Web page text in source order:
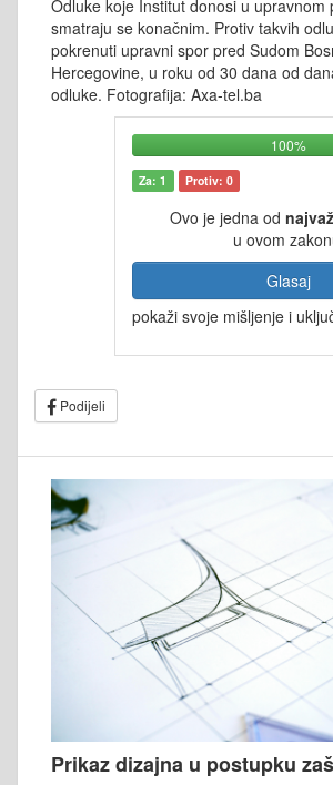
Odluke koje Institut donosi u upravnom
smatraju se konačnim. Protiv takvih
pokrenuti upravni spor pred Sudom
Hercegovine, u roku od 30 dana od
odluke. Fotografija: Axa-tel.ba
100%
Za: 1 Protiv: 0
Ovo je jedna od
u ovom
Glasaj
pokaži svoje mišljenje i
Podijeli
Prikaz dizajna u postupku